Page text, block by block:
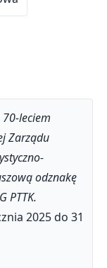
leciem
Zarządu
odznakę
PTTK.
2025 do 31